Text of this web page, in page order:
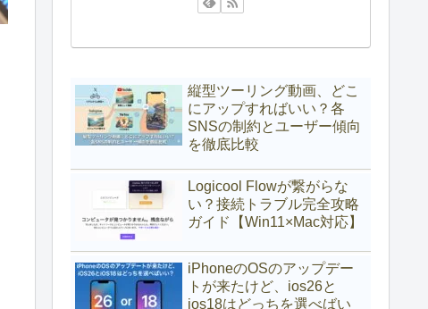
縦型ツーリング動画、どこ
にアップすればいい？各
SNSの制約とユーザー傾向
を徹底比較
Logicool Flowが繋がらな
い？接続トラブル完全攻略
ガイド【Win11×Mac対応】
iPhoneのOSのアップデー
トが来たけど、ios26と
ios18はどっちを選べばい